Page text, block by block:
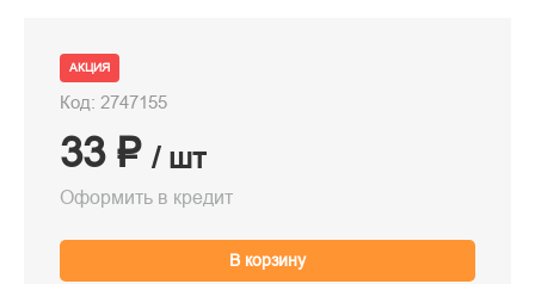
АКЦИЯ
Код: 2747155
33 ₽ / шт
Оформить в кредит
В корзину